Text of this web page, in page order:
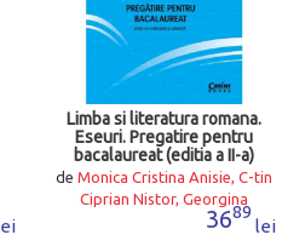
Limba si literatura romana.
Eseuri. Pregatire pentru
bacalaureat (editia a II-a)
de Monica Cristina Anisie, C-tin
Ciprian Nistor, Georgina
Andreea Nistor3689
lei